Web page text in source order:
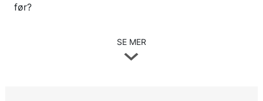
før?
SE MER